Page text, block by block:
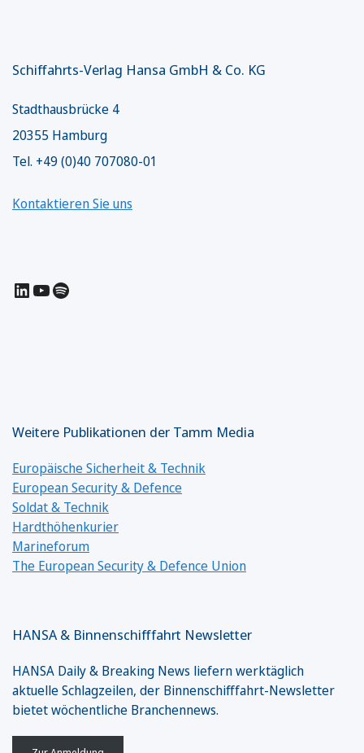
Schiffahrts-Verlag Hansa GmbH & Co. KG
Stadthausbrücke 4
20355 Hamburg
Tel. +49 (0)40 707080-01
Kontaktieren Sie uns
LinkedIn
YouTube
Spotify
Weitere Publikationen der Tamm Media
Europäische Sicherheit & Technik
European Security & Defence
Soldat & Technik
Hardthöhenkurier
Marineforum
The European Security & Defence Union
HANSA & Binnenschifffahrt Newsletter
HANSA Daily & Breaking News liefern werktäglich
aktuelle Schlagzeilen, der Binnenschifffahrt-Newsletter
bietet wöchentliche Branchennews.